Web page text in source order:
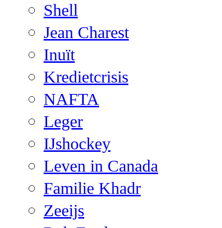
Shell
Jean Charest
Inuït
Kredietcrisis
NAFTA
Leger
IJshockey
Leven in Canada
Familie Khadr
Zeeijs